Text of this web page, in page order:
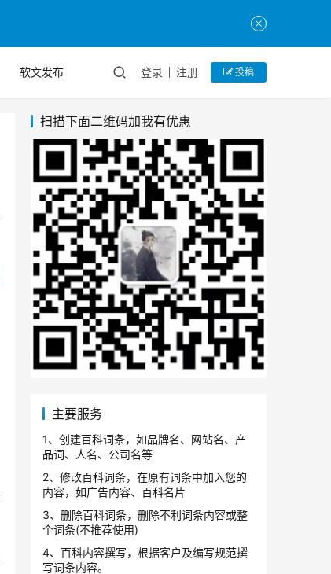
软文发布 登录 注册 投稿
扫描下面二维码加我有优惠
主要服务
1、创建百科词条，如品牌名、网站名、产
品词、人名、公司名等
2、修改百科词条，在原有词条中加入您的
内容，如广告内容、百科名片
3、删除百科词条，删除不利词条内容或整
个词条(不推荐使用)
4、百科内容撰写，根据客户及编写规范撰
写词条内容。